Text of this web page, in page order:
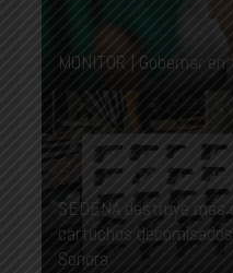
MONITOR | Gobernar
SEDENA destruye
cartuchos
Sonora